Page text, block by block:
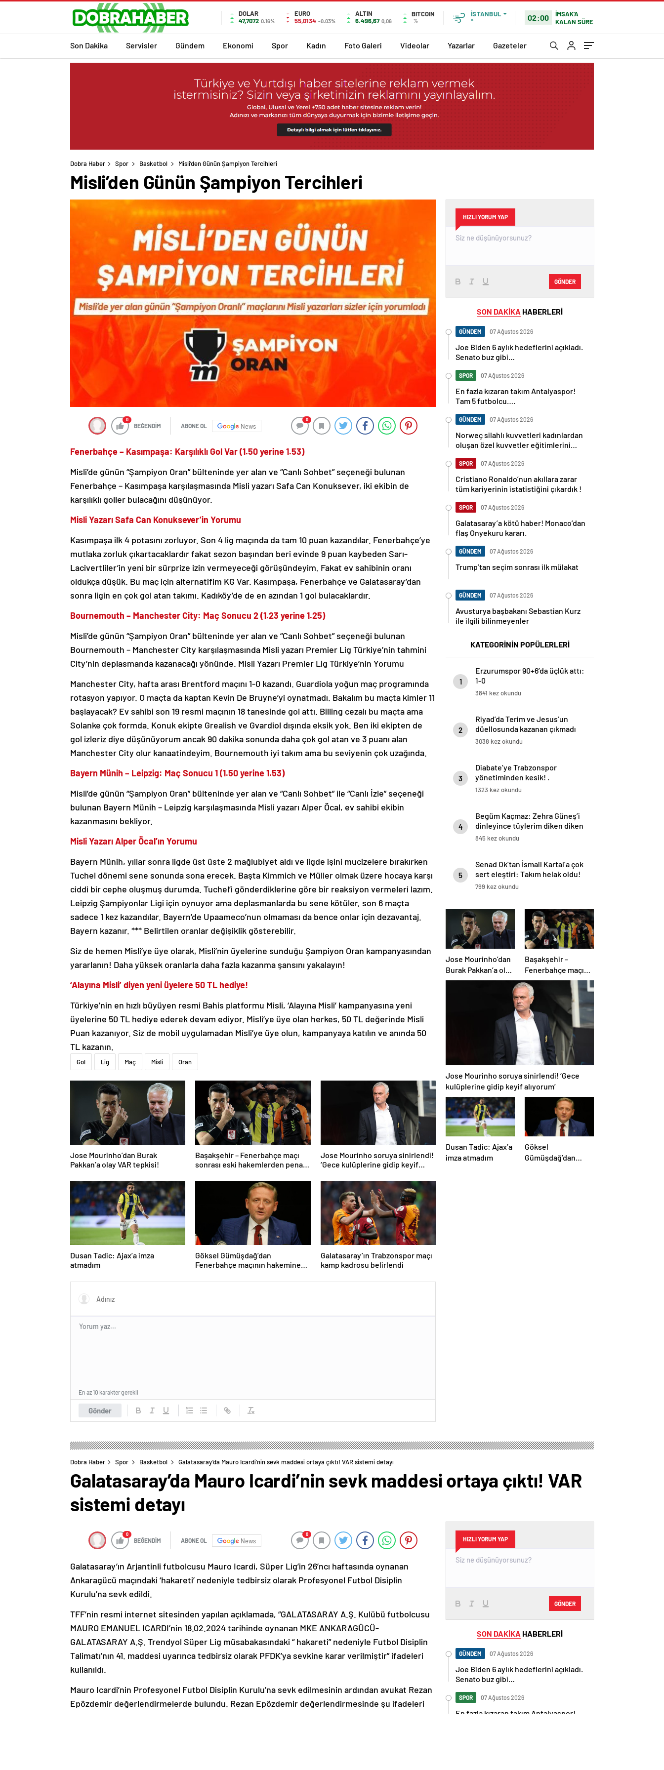
DOLAR
47,7072 0.16%
EURO
55,0134 -0.03%
ALTIN
6.496,67 0,06
BITCOIN
%
İSTANBUL
°
02:00
İMSAK'A
KALAN SÜRE
Son Dakika Servisler Gündem Ekonomi Spor Kadın Foto Galeri Videolar Yazarlar Gazeteler
Dobra Haber Spor Basketbol Misli’den Günün Şampiyon Tercihleri
Misli’den Günün Şampiyon Tercihleri
0
BEĞENDİM ABONE OL News
0
Fenerbahçe – Kasımpaşa: Karşılıklı Gol Var (1.50 yerine 1.53)
Misli’de günün “Şampiyon Oran” bülteninde yer alan ve “Canlı Sohbet” seçeneği bulunan
Fenerbahçe – Kasımpaşa karşılaşmasında Misli yazarı Safa Can Konuksever, iki ekibin de
karşılıklı goller bulacağını düşünüyor.
Misli Yazarı Safa Can Konuksever’in Yorumu
Kasımpaşa ilk 4 potasını zorluyor. Son 4 lig maçında da tam 10 puan kazandılar. Fenerbahçe’ye
mutlaka zorluk çıkartacaklardır fakat sezon başından beri evinde 9 puan kaybeden Sarı-
Lacivertliler’in yeni bir sürprize izin vermeyeceği görüşündeyim. Fakat ev sahibinin oranı
oldukça düşük. Bu maç için alternatifim KG Var. Kasımpaşa, Fenerbahçe ve Galatasaray’dan
sonra ligin en çok gol atan takımı. Kadıköy’de de en azından 1 gol bulacaklardır.
Bournemouth – Manchester City: Maç Sonucu 2 (1.23 yerine 1.25)
Misli’de günün “Şampiyon Oran” bülteninde yer alan ve “Canlı Sohbet” seçeneği bulunan
Bournemouth – Manchester City karşılaşmasında Misli yazarı Premier Lig Türkiye’nin tahmini
City’nin deplasmanda kazanacağı yönünde. Misli Yazarı Premier Lig Türkiye’nin Yorumu
Manchester City, hafta arası Brentford maçını 1-0 kazandı. Guardiola yoğun maç programında
rotasyon yapıyor. O maçta da kaptan Kevin De Bruyne’yi oynatmadı. Bakalım bu maçta kimler 11
başlayacak? Ev sahibi son 19 resmi maçının 18 tanesinde gol attı. Billing cezalı bu maçta ama
Solanke çok formda. Konuk ekipte Grealish ve Gvardiol dışında eksik yok. Ben iki ekipten de
gol izleriz diye düşünüyorum ancak 90 dakika sonunda daha çok gol atan ve 3 puanı alan
Manchester City olur kanaatindeyim. Bournemouth iyi takım ama bu seviyenin çok uzağında.
Bayern Münih – Leipzig: Maç Sonucu 1 (1.50 yerine 1.53)
Misli’de günün “Şampiyon Oran” bülteninde yer alan ve “Canlı Sohbet” ile “Canlı İzle” seçeneği
bulunan Bayern Münih – Leipzig karşılaşmasında Misli yazarı Alper Öcal, ev sahibi ekibin
kazanmasını bekliyor.
Misli Yazarı Alper Öcal’ın Yorumu
Bayern Münih, yıllar sonra ligde üst üste 2 mağlubiyet aldı ve ligde işini mucizelere bırakırken
Tuchel dönemi sene sonunda sona erecek. Başta Kimmich ve Müller olmak üzere hocaya karşı
ciddi bir cephe oluşmuş durumda. Tuchel’i gönderdiklerine göre bir reaksiyon vermeleri lazım.
Leipzig Şampiyonlar Ligi için oynuyor ama deplasmanlarda bu sene kötüler, son 6 maçta
sadece 1 kez kazandılar. Bayern’de Upaameco’nun olmaması da bence onlar için dezavantaj.
Bayern kazanır. *** Belirtilen oranlar değişiklik gösterebilir.
Siz de hemen Misli’ye üye olarak, Misli’nin üyelerine sunduğu Şampiyon Oran kampanyasından
yararlanın! Daha yüksek oranlarla daha fazla kazanma şansını yakalayın!
‘Alayına Misli’ diyen yeni üyelere 50 TL hediye!
Türkiye’nin en hızlı büyüyen resmi Bahis platformu Misli, ‘Alayına Misli’ kampanyasına yeni
üyelerine 50 TL hediye ederek devam ediyor. Misli’ye üye olan herkes, 50 TL değerinde Misli
Puan kazanıyor. Siz de mobil uygulamadan Misli’ye üye olun, kampanyaya katılın ve anında 50
TL kazanın.
Gol Lig Maç Misli Oran
Jose Mourinho’dan Burak
Pakkan’a olay VAR tepkisi!
Başakşehir – Fenerbahçe maçı
sonrası eski hakemlerden penaltı
atladı’
Jose Mourinho soruya sinirlendi!
‘Gece kulüplerine gidip keyif
Dusan Tadic: Ajax’a imza
atmadım
Göksel Gümüşdağ’dan
Fenerbahçe maçının hakemine
Galatasaray’ın Trabzonspor maçı
kamp kadrosu belirlendi
Gönder
En az 10 karakter gerekli
HIZLI YORUM YAP
GÖNDER
SON DAKİKA HABERLERİ
GÜNDEM 07 Ağustos 2026
Joe Biden 6 aylık hedeflerini açıkladı.
Senato buz gibi…
SPOR 07 Ağustos 2026
En fazla kızaran takım Antalyaspor!
Tam 5 futbolcu….
GÜNDEM 07 Ağustos 2026
Norweç silahlı kuvvetleri kadınlardan
oluşan özel kuvvetler eğitimlerini
SPOR 07 Ağustos 2026
Cristiano Ronaldo’nun akıllara zarar
tüm kariyerinin istatistiğini çıkardık !
SPOR 07 Ağustos 2026
Galatasaray’a kötü haber! Monaco’dan
flaş Onyekuru kararı.
GÜNDEM 07 Ağustos 2026
Trump’tan seçim sonrası ilk mülakat
GÜNDEM 07 Ağustos 2026
Avusturya başbakanı Sebastian Kurz
ile ilgili bilinmeyenler
KATEGORİNİN POPÜLERLERİ
1
Erzurumspor 90+6’da üçlük attı:
1-0
3841 kez okundu
2
Riyad’da Terim ve Jesus’un
düellosunda kazanan çıkmadı
3038 kez okundu
3
Diabate’ye Trabzonspor
yönetiminden kesik! .
1323 kez okundu
4
Begüm Kaçmaz: Zehra Güneş’i
dinleyince tüylerim diken diken
oldu | Eda Erdem’i çok izliyorum
845 kez okundu
5
Senad Ok’tan İsmail Kartal’a çok
sert eleştiri: Takım helak oldu!
Toplantı yapılacak
799 kez okundu
Jose Mourinho’dan
Burak Pakkan’a olay
VAR tepkisi!
Başakşehir –
Fenerbahçe maçı
sonrası eski
hakemlerden
penaltı ve gol iptali
çıkışı! ‘2 kırmızı kartı
atladı’
Jose Mourinho soruya sinirlendi! ‘Gece
kulüplerine gidip keyif alıyorum’
Dusan Tadic: Ajax’a
imza atmadım
Göksel
Gümüşdağ’dan
Dobra Haber Spor Basketbol Galatasaray’da Mauro Icardi’nin sevk maddesi ortaya çıktı! VAR sistemi detayı
Galatasaray’da Mauro Icardi’nin sevk maddesi ortaya çıktı! VAR
sistemi detayı
0
BEĞENDİM ABONE OL News
0
Galatasaray’ın Arjantinli futbolcusu Mauro Icardi, Süper Lig’in 26’ncı haftasında oynanan
Ankaragücü maçındaki ‘hakareti’ nedeniyle tedbirsiz olarak Profesyonel Futbol Disiplin
Kurulu’na sevk edildi.
TFF’nin resmi internet sitesinden yapılan açıklamada, “GALATASARAY A.Ş. Kulübü futbolcusu
MAURO EMANUEL ICARDI’nin 18.02.2024 tarihinde oynanan MKE ANKARAGÜCÜ-
GALATASARAY A.Ş. Trendyol Süper Lig müsabakasındaki “ hakareti” nedeniyle Futbol Disiplin
Talimatı’nın 41. maddesi uyarınca tedbirsiz olarak PFDK’ya sevkine karar verilmiştir” ifadeleri
kullanıldı.
Mauro Icardi’nin Profesyonel Futbol Disiplin Kurulu’na sevk edilmesinin ardından avukat Rezan
Epözdemir değerlendirmelerde bulundu. Rezan Epözdemir değerlendirmesinde şu ifadeleri
HIZLI YORUM YAP
GÖNDER
SON DAKİKA HABERLERİ
GÜNDEM 07 Ağustos 2026
Joe Biden 6 aylık hedeflerini açıkladı.
Senato buz gibi…
SPOR 07 Ağustos 2026
En fazla kızaran takım Antalyaspor!